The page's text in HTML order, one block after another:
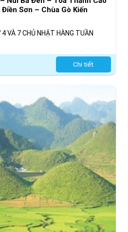
Sơn – Chùa Gò Kiến
VÀ 7 CHỦ NHẬT HÀNG TUẦN
Chi tiết